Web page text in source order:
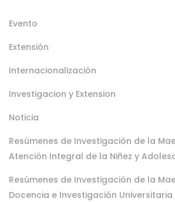
Evento
Extensión
Internacionalización
Investigacion y Extension
Noticia
Resúmenes de Investigación de la
Atención Integral de la Niñez y
Resúmenes de Investigación de la
Docencia e Investigación Universitaria